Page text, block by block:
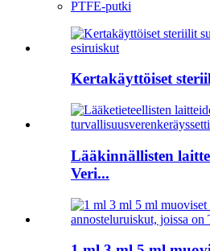
PTFE-putki
Kertakäyttöiset
Lääkinnällisten
Veri...